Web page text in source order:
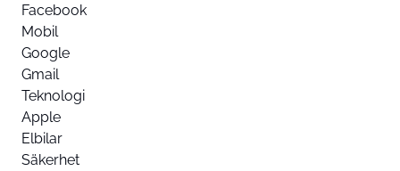
Facebook
Mobil
Google
Gmail
Teknologi
Apple
Elbilar
Säkerhet